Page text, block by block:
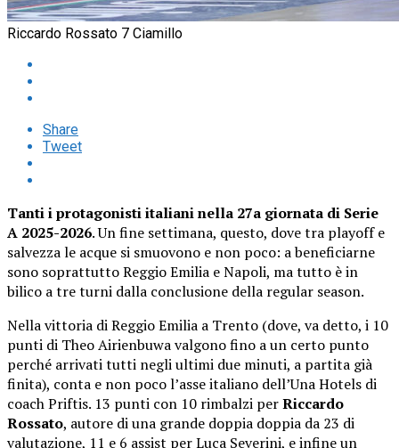
Riccardo Rossato 7 Ciamillo
Share
Tweet
Tanti i protagonisti italiani nella 27a giornata di Serie
A 2025-2026. Un fine settimana, questo, dove tra playoff e
salvezza le acque si smuovono e non poco: a beneficiarne
sono soprattutto Reggio Emilia e Napoli, ma tutto è in
bilico a tre turni dalla conclusione della regular season.
Nella vittoria di Reggio Emilia a Trento (dove, va detto, i 10
punti di Theo Airienbuwa valgono fino a un certo punto
perché arrivati tutti negli ultimi due minuti, a partita già
finita), conta e non poco l’asse italiano dell’Una Hotels di
coach Priftis. 13 punti con 10 rimbalzi perRiccardo
Rossato, autore di una grande doppia doppia da 23 di
valutazione, 11 e 6 assist per Luca Severini, e infine un